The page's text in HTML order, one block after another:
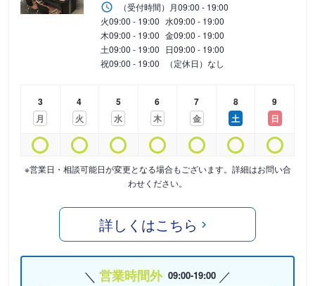
（受付時間） 月09:00 - 19:00
火09:00 - 19:00 水09:00 - 19:00
木09:00 - 19:00 金09:00 - 19:00
土09:00 - 19:00 日09:00 - 19:00
祝09:00 - 19:00 （定休日）なし
3
月
4
火
5
水
6
木
7
金
8
土
9
日
※営業日・相談可能日が変更となる場合もございます。詳細はお問い合
わせください。
詳しくはこちら
営業時間外 09:00-19:00